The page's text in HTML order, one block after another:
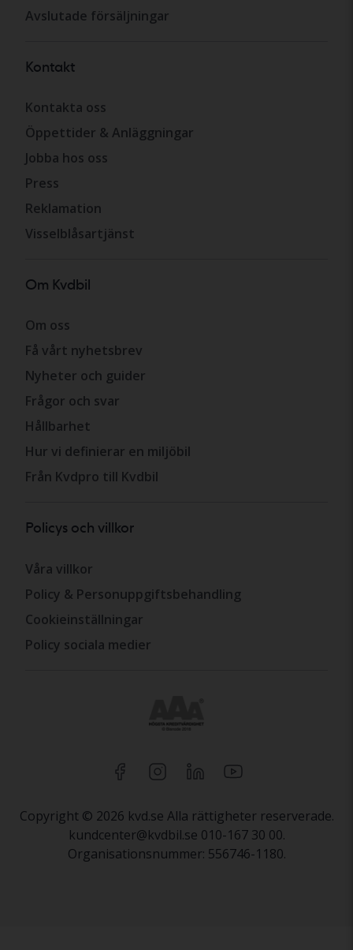
Avslutade försäljningar
Kontakt
Kontakta oss
Öppettider & Anläggningar
Jobba hos oss
Press
Reklamation
Visselblåsartjänst
Om Kvdbil
Om oss
Få vårt nyhetsbrev
Nyheter och guider
Frågor och svar
Hållbarhet
Hur vi definierar en miljöbil
Från Kvdpro till Kvdbil
Policys och villkor
Våra villkor
Policy & Personuppgiftsbehandling
Cookieinställningar
Policy sociala medier
Copyright © 2026 kvd.se Alla rättigheter reserverade.
kundcenter@kvdbil.se 010-167 30 00.
Organisationsnummer: 556746-1180.